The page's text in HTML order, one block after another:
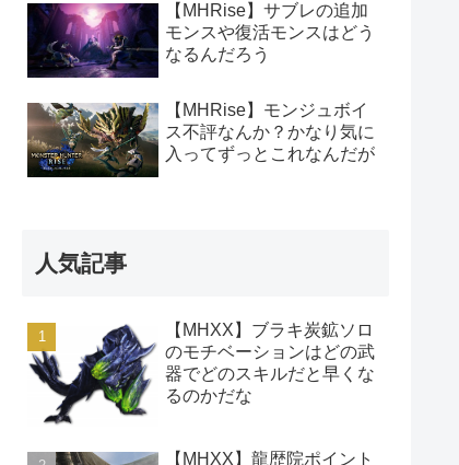
【MHRise】サブレの追加
モンスや復活モンスはどう
なるんだろう
【MHRise】モンジュボイ
ス不評なんか？かなり気に
入ってずっとこれなんだが
人気記事
【MHXX】ブラキ炭鉱ソロ
のモチベーションはどの武
器でどのスキルだと早くな
るのかだな
【MHXX】龍歴院ポイント